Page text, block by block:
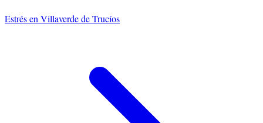
Estrésen Villaverde de Trucíos